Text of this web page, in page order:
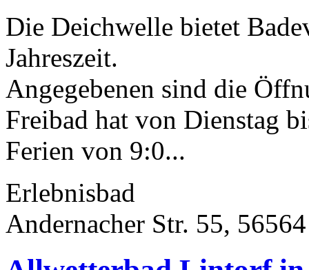
Die Deichwelle bietet
Jahreszeit.
Angegebenen sind die
Freibad hat von Dienstag
Ferien von 9:0...
Erlebnisbad
Andernacher Str. 55,